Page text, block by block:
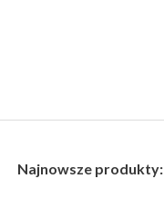
Najnowsze produkty: